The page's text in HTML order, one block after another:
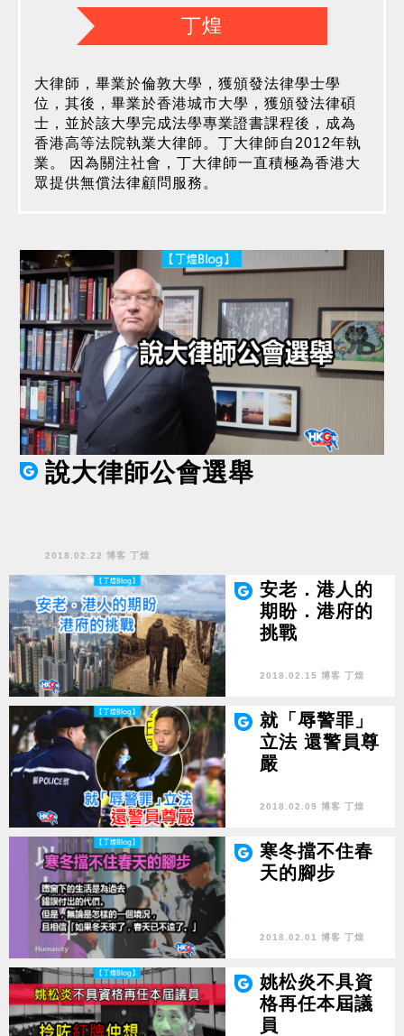
丁煌
大律師，畢業於倫敦大學，獲頒發法律學士學
位，其後，畢業於香港城市大學，獲頒發法律碩
士，並於該大學完成法學專業證書課程後，成為
香港高等法院執業大律師。丁大律師自2012年執
業。 因為關注社會，丁大律師一直積極為香港大
眾提供無償法律顧問服務。
說大律師公會選舉
2018.02.22 博客 丁煌
安老．港人的
期盼．港府的
挑戰
2018.02.15 博客 丁煌
就「辱警罪」
立法 還警員尊
嚴
2018.02.09 博客 丁煌
寒冬擋不住春
天的腳步
2018.02.01 博客 丁煌
姚松炎不具資
格再任本屆議
員